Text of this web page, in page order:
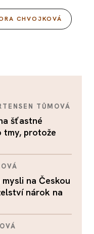
CHVOJKOVÁ
TŮMOVÁ
šťastné
tmy, protože
na Českou
nárok na